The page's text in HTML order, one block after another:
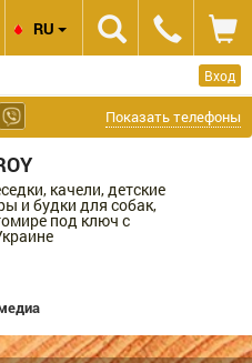
Вход
Показать телефоны
качели, детские
и будки для собак,
под ключ с
RU